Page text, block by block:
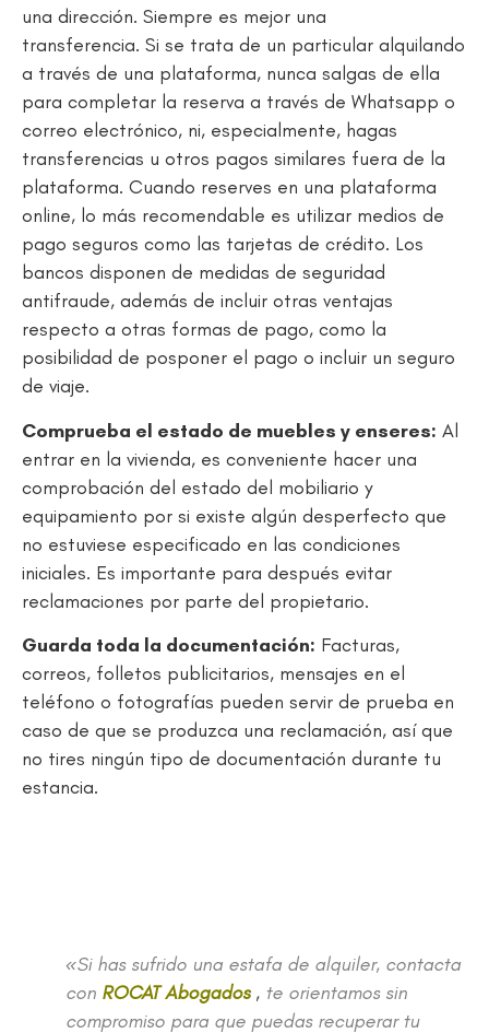
una dirección. Siempre es mejor una
transferencia. Si se trata de un particular alquilando
a través de una plataforma, nunca salgas de ella
para completar la reserva a través de Whatsapp o
correo electrónico, ni, especialmente, hagas
transferencias u otros pagos similares fuera de la
plataforma. Cuando reserves en una plataforma
online, lo más recomendable es utilizar medios de
pago seguros como las tarjetas de crédito. Los
bancos disponen de medidas de seguridad
antifraude, además de incluir otras ventajas
respecto a otras formas de pago, como la
posibilidad de posponer el pago o incluir un seguro
de viaje.
Comprueba el estado de muebles y enseres: Al
entrar en la vivienda, es conveniente hacer una
comprobación del estado del mobiliario y
equipamiento por si existe algún desperfecto que
no estuviese especificado en las condiciones
iniciales. Es importante para después evitar
reclamaciones por parte del propietario.
Guarda toda la documentación: Facturas,
correos, folletos publicitarios, mensajes en el
teléfono o fotografías pueden servir de prueba en
caso de que se produzca una reclamación, así que
no tires ningún tipo de documentación durante tu
estancia.
«Si has sufrido una estafa de alquiler, contacta
con ROCAT Abogados, te orientamos sin
compromiso para que puedas recuperar tu